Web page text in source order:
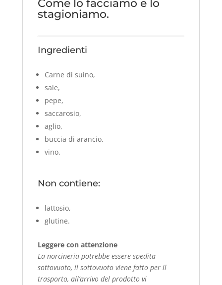
Come lo facciamo e lo
stagioniamo.
Ingredienti
Carne di suino,
sale,
pepe,
saccarosio,
aglio,
buccia di arancio,
vino.
Non contiene:
lattosio,
glutine.
Leggere con attenzione
La norcineria potrebbe essere spedita
sottovuoto, il sottovuoto viene fatto per il
trasporto, all’arrivo del prodotto vi